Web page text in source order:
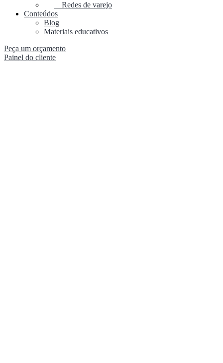
Redes de varejo
Conteúdos
Blog
Materiais educativos
Peça um orçamento
Painel do cliente